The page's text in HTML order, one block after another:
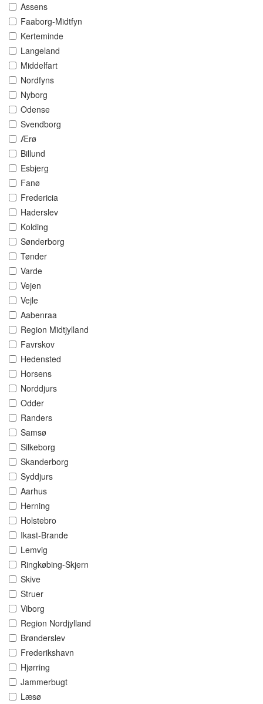
Assens
Faaborg-Midtfyn
Kerteminde
Langeland
Middelfart
Nordfyns
Nyborg
Odense
Svendborg
Ærø
Billund
Esbjerg
Fanø
Fredericia
Haderslev
Kolding
Sønderborg
Tønder
Varde
Vejen
Vejle
Aabenraa
Region Midtjylland
Favrskov
Hedensted
Horsens
Norddjurs
Odder
Randers
Samsø
Silkeborg
Skanderborg
Syddjurs
Aarhus
Herning
Holstebro
Ikast-Brande
Lemvig
Ringkøbing-Skjern
Skive
Struer
Viborg
Region Nordjylland
Brønderslev
Frederikshavn
Hjørring
Jammerbugt
Læsø